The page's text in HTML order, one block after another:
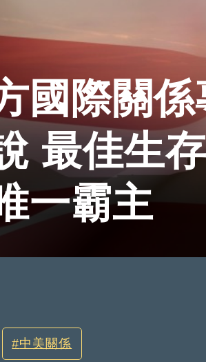
國際關
最佳生
一霸主
中美關係